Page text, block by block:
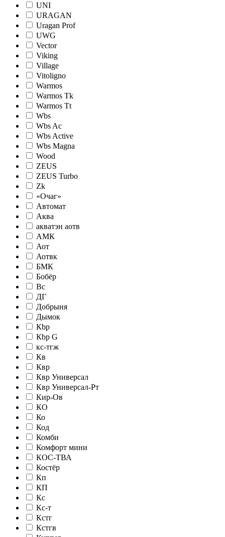
UNI
URAGAN
Uragan Prof
UWG
Vector
Viking
Village
Vitoligno
Warmos
Warmos Tk
Warmos Tt
Wbs
Wbs Ac
Wbs Active
Wbs Magna
Wood
ZEUS
ZEUS Turbo
Zk
«Очаг»
Автомат
Аква
акватэн аотв
АМК
Аот
Аотвк
БМК
Бобёр
Вс
ДГ
Добрыня
Дымок
Кbр
Кbр G
кc-тгж
Кв
Квр
Квр Универсал
Квр Универсал-Рт
Кир-Ов
КО
Ко
Код
Комби
Комфорт мини
КОС-ТВА
Костёр
Кп
КП
Кс
Кс-т
Кстг
Кстгв